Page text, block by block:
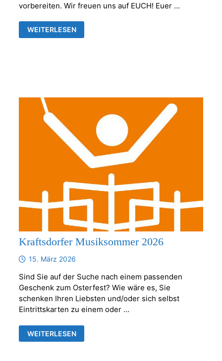
vorbereiten. Wir freuen uns auf EUCH! Euer …
KOMM
INS
WEITERLESEN
Kraftsdorfer Musiksommer 2026
15. März 2026
Sind Sie auf der Suche nach einem passenden
Geschenk zum Osterfest? Wie wäre es, Sie
schenken Ihren Liebsten und/oder sich selbst
Eintrittskarten zu einem oder …
KRAFTSDORFER
MUSIKSOMMER
WEITERLESEN